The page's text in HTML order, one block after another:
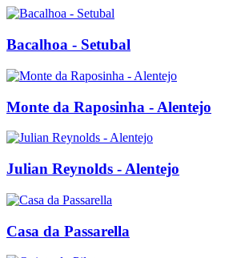
Bacalhoa - Setubal
Monte da Raposinha - Alentejo
Julian Reynolds - Alentejo
Casa da Passarella